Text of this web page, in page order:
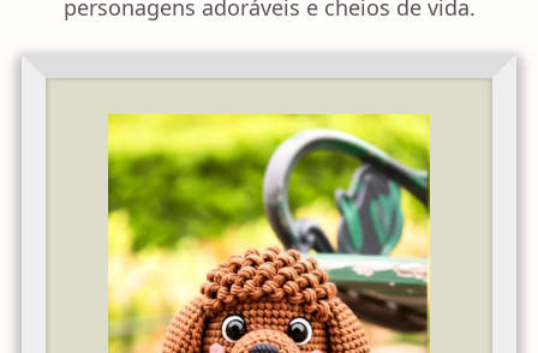
personagens adoráveis e cheios de vida.